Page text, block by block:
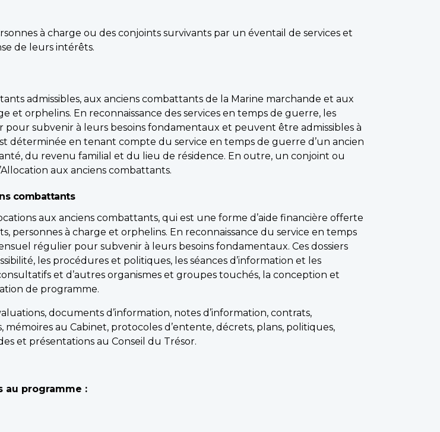
à charge ou des conjoints survivants par un éventail de services et
de leurs intérêts.
admissibles, aux anciens combattants de la Marine marchande et aux
et orphelins. En reconnaissance des services en temps de guerre, les
subvenir à leurs besoins fondamentaux et peuvent être admissibles à
déterminée en tenant compte du service en temps de guerre d’un ancien
du revenu familial et du lieu de résidence. En outre, un conjoint ou
aux anciens combattants.
combattants
aux anciens combattants, qui est une forme d’aide financière offerte
personnes à charge et orphelins. En reconnaissance du service en temps
régulier pour subvenir à leurs besoins fondamentaux. Ces dossiers
les procédures et politiques, les séances d’information et les
et d’autres organismes et groupes touchés, la conception et
de programme.
documents d’information, notes d’information, contrats,
au Cabinet, protocoles d’entente, décrets, plans, politiques,
et présentations au Conseil du Trésor.
au programme :